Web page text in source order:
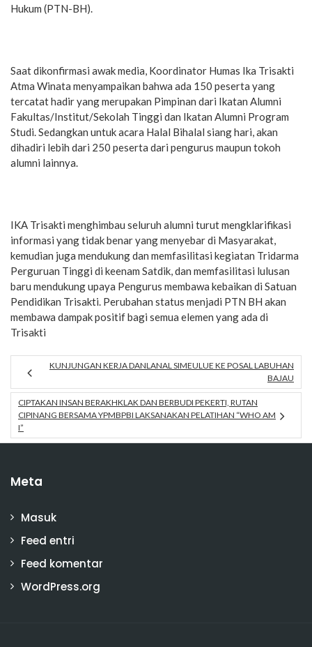
Hukum (PTN-BH).
Saat dikonfirmasi awak media, Koordinator Humas Ika Trisakti
Atma Winata menyampaikan bahwa ada 150 peserta yang
tercatat hadir yang merupakan Pimpinan dari Ikatan Alumni
Fakultas/Institut/Sekolah Tinggi dan Ikatan Alumni Program
Studi. Sedangkan untuk acara Halal Bihalal siang hari, akan
dihadiri lebih dari 250 peserta dari pengurus maupun tokoh
alumni lainnya.
IKA Trisakti menghimbau seluruh alumni turut mengklarifikasi
informasi yang tidak benar yang menyebar di Masyarakat,
kemudian juga mendukung dan memfasilitasi kegiatan Tridarma
Perguruan Tinggi di keenam Satdik, dan memfasilitasi lulusan
baru mendukung upaya Pengurus membawa kebaikan di Satuan
Pendidikan Trisakti. Perubahan status menjadi PTN BH akan
membawa dampak positif bagi semua elemen yang ada di
Trisakti
KUNJUNGAN KERJA DANLANAL SIMEULUE KE POSAL LABUHAN
BAJAU
CIPTAKAN INSAN BERAKHKLAK DAN BERBUDI PEKERTI, RUTAN
CIPINANG BERSAMA YPMBPBI LAKSANAKAN PELATIHAN “WHO AM
I”
Meta
Masuk
Feed entri
Feed komentar
WordPress.org